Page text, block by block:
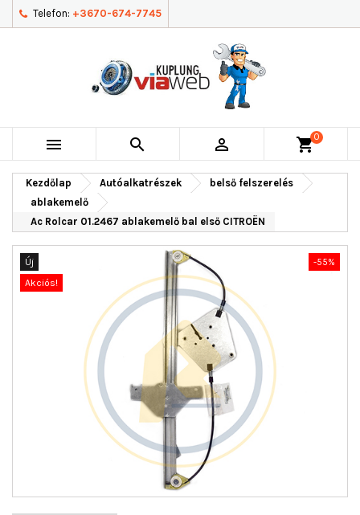
Telefon: +3670-674-7745
   shopping_cart0
Kezdőlap Autóalkatrészek
belső felszerelés
ablakemelő
Ac Rolcar 01.2467 ablakemelő bal első CITROËN
Új
-55%
Akciós!